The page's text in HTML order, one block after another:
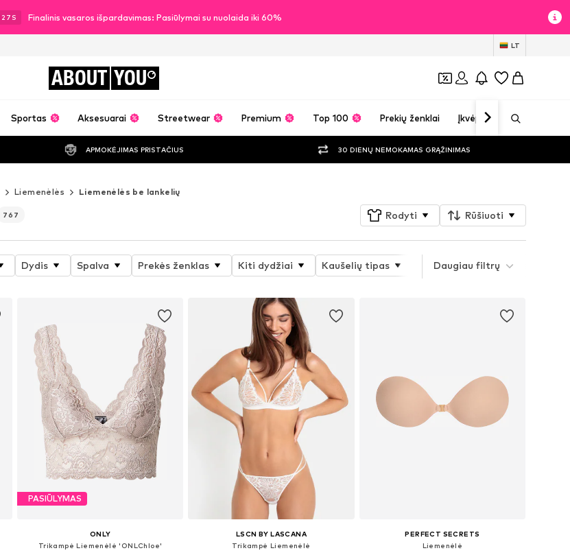
26 S Finalinis vasaros išpardavimas: Pasiūlymai su nuolaida iki 60%
LT
ABOUT YOU
Sportas Aksesuarai Streetwear Premium Top 100 Prekių ženklai Įkvėpimas
APMOKĖJIMAS PRISTAČIUS 30 DIENŲ NEMOKAMAS GRĄŽINIMAS
Liemenėlės Liemenėlės be lankelių
767 Rodyti Rūšiuoti
Dydis Spalva Prekės ženklas Kiti dydžiai Kaušelių tipas Medžiaga Raštas
Daugiau filtrų
PASIŪLYMAS
ONLY
Trikampė Liemenėlė 'ONLChloe'
LSCN BY LASCANA
Trikampė Liemenėlė
PERFECT SECRETS
Liemenėlė